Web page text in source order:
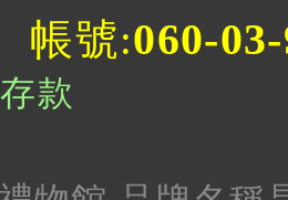
帳號:060-
款